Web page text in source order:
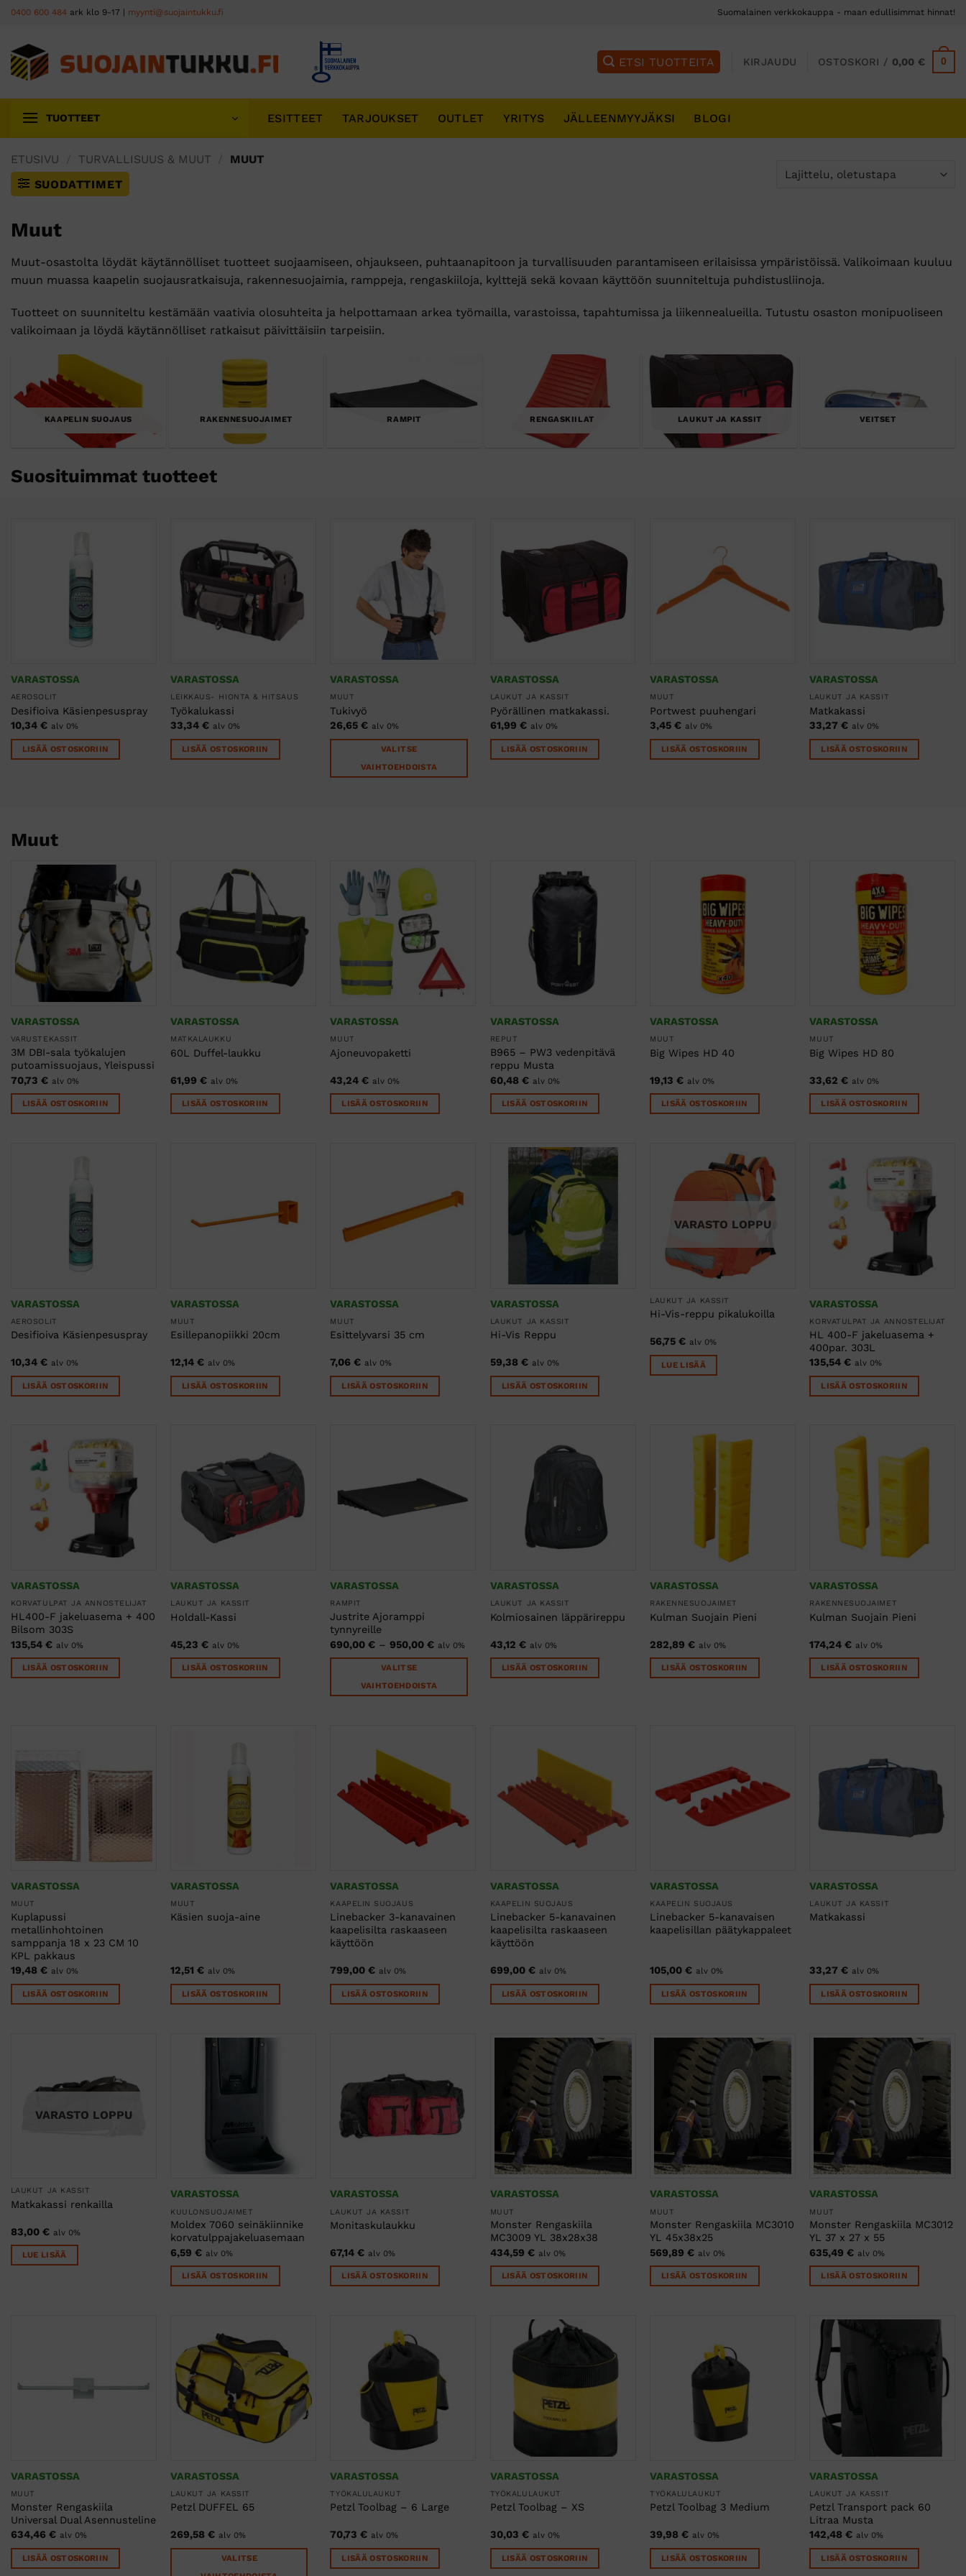
Skip
content
0400 600 484 ark klo 9-17 | myynti@suojaintukku.fi Suomalainen verkkokauppa - maan edullisimmat hinnat!
KIRJAUDU OSTOSKORI / 0,00€ 0
TUOTTEET ESITTEET TARJOUKSET OUTLET YRITYS JÄLLEENMYYJÄKSI BLOGI
ETUSIVU TURVALLISUUS & MUUT
MUUT
SUODATTIMET
Muut
Muut-osastolta löydät käytännölliset tuotteet suojaamiseen, ohjaukseen, puhtaanapitoon ja turvallisuuden parantamiseen erilaisissa ympäristöissä. Valikoimaan kuuluu
muun muassa kaapelin suojausratkaisuja, rakennesuojaimia, ramppeja, rengaskiiloja, kylttejä sekä kovaan käyttöön suunniteltuja puhdistusliinoja.
Tuotteet on suunniteltu kestämään vaativia olosuhteita ja helpottamaan arkea työmailla, varastoissa, tapahtumissa ja liikennealueilla. Tutustu osaston monipuoliseen
valikoimaan ja löydä käytännölliset ratkaisut päivittäisiin tarpeisiin.
KAAPELIN SUOJAUS RAKENNESUOJAIMET RAMPIT RENGASKIILAT LAUKUT JA KASSIT VEITSET
Suosituimmat tuotteet
VARASTOSSA
AEROSOLIT
Desifioiva Käsienpesuspray
10,34 € alv 0%
LISÄÄ OSTOSKORIIN
VARASTOSSA
LEIKKAUS- HIONTA & HITSAUS
Työkalukassi
33,34€ alv 0%
LISÄÄ OSTOSKORIIN
VARASTOSSA
MUUT
Tukivyö
26,65€ alv 0%
VALITSE
VAIHTOEHDOISTA
tehdä
valinnat
tuotteen
VARASTOSSA
LAUKUT JA KASSIT
Pyörällinen matkakassi.
61,99 € alv 0%
LISÄÄ OSTOSKORIIN
VARASTOSSA
MUUT
Portwest puuhengari
3,45€ alv 0%
LISÄÄ OSTOSKORIIN
VARASTOSSA
LAUKUT JA KASSIT
Matkakassi
33,27€ alv 0%
LISÄÄ OSTOSKORIIN
Muut
VARASTOSSA
VARUSTEKASSIT
3M DBI-sala työkalujen
putoamissuojaus, Yleispussi
70,73 € alv 0%
LISÄÄ OSTOSKORIIN
VARASTOSSA
MATKALAUKKU
60L Duffel-laukku
61,99€ alv 0%
LISÄÄ OSTOSKORIIN
VARASTOSSA
MUUT
Ajoneuvopaketti
43,24€ alv 0%
LISÄÄ OSTOSKORIIN
VARASTOSSA
REPUT
B965 – PW3 vedenpitävä
reppu Musta
60,48 € alv 0%
LISÄÄ OSTOSKORIIN
VARASTOSSA
MUUT
Big Wipes HD 40
19,13€ alv 0%
LISÄÄ OSTOSKORIIN
VARASTOSSA
MUUT
Big Wipes HD 80
33,62€ alv 0%
LISÄÄ OSTOSKORIIN
VARASTOSSA
AEROSOLIT
Desifioiva Käsienpesuspray
10,34 € alv 0%
LISÄÄ OSTOSKORIIN
VARASTOSSA
MUUT
Esillepanopiikki 20cm
12,14€ alv 0%
LISÄÄ OSTOSKORIIN
VARASTOSSA
MUUT
Esittelyvarsi 35 cm
7,06€ alv 0%
LISÄÄ OSTOSKORIIN
VARASTOSSA
LAUKUT JA KASSIT
Hi-Vis Reppu
59,38 € alv 0%
LISÄÄ OSTOSKORIIN
VARASTO LOPPU
LAUKUT JA KASSIT
Hi-Vis-reppu pikalukoilla
56,75€ alv 0%
LUE LISÄÄ
VARASTOSSA
KORVATULPAT JA ANNOSTELIJAT
HL 400-F jakeluasema +
400par. 303L
135,54€ alv 0%
LISÄÄ OSTOSKORIIN
VARASTOSSA
KORVATULPAT JA ANNOSTELIJAT
HL400-F jakeluasema + 400
Bilsom 303S
135,54 € alv 0%
LISÄÄ OSTOSKORIIN
VARASTOSSA
LAUKUT JA KASSIT
Holdall-Kassi
45,23€ alv 0%
LISÄÄ OSTOSKORIIN
VARASTOSSA
RAMPIT
Justrite Ajoramppi
tynnyreille
690,00€ – 950,00€Hintaluokka:
alv 0%
VALITSE
VAIHTOEHDOISTA
Voit
tehdä
valinnat
VARASTOSSA
LAUKUT JA KASSIT
Kolmiosainen läppärireppu
43,12 € alv 0%
LISÄÄ OSTOSKORIIN
VARASTOSSA
RAKENNESUOJAIMET
Kulman Suojain Pieni
282,89€ alv 0%
LISÄÄ OSTOSKORIIN
VARASTOSSA
RAKENNESUOJAIMET
Kulman Suojain Pieni
174,24€ alv 0%
LISÄÄ OSTOSKORIIN
VARASTOSSA
MUUT
Kuplapussi
metallinhohtoinen
samppanja 18 x 23 CM 10
KPL pakkaus
19,48 € alv 0%
LISÄÄ OSTOSKORIIN
VARASTOSSA
MUUT
Käsien suoja-aine
12,51€ alv 0%
LISÄÄ OSTOSKORIIN
VARASTOSSA
KAAPELIN SUOJAUS
Linebacker 3-kanavainen
kaapelisilta raskaaseen
käyttöön
799,00€ alv 0%
LISÄÄ OSTOSKORIIN
VARASTOSSA
KAAPELIN SUOJAUS
Linebacker 5-kanavainen
kaapelisilta raskaaseen
käyttöön
699,00 € alv 0%
LISÄÄ OSTOSKORIIN
VARASTOSSA
KAAPELIN SUOJAUS
Linebacker 5-kanavaisen
kaapelisillan päätykappaleet
105,00€ alv 0%
LISÄÄ OSTOSKORIIN
VARASTOSSA
LAUKUT JA KASSIT
Matkakassi
33,27€ alv 0%
LISÄÄ OSTOSKORIIN
VARASTO LOPPU
LAUKUT JA KASSIT
Matkakassi renkailla
83,00 € alv 0%
LUE LISÄÄ
VARASTOSSA
KUULONSUOJAIMET
Moldex 7060 seinäkiinnike
korvatulppajakeluasemaan
6,59€ alv 0%
LISÄÄ OSTOSKORIIN
VARASTOSSA
LAUKUT JA KASSIT
Monitaskulaukku
67,14€ alv 0%
LISÄÄ OSTOSKORIIN
VARASTOSSA
MUUT
Monster Rengaskiila
MC3009 YL 38x28x38
434,59 € alv 0%
LISÄÄ OSTOSKORIIN
VARASTOSSA
MUUT
Monster Rengaskiila MC3010
YL 45x38x25
569,89€ alv 0%
LISÄÄ OSTOSKORIIN
VARASTOSSA
MUUT
Monster Rengaskiila MC3012
YL 37 x 27 x 55
635,49€ alv 0%
LISÄÄ OSTOSKORIIN
VARASTOSSA
MUUT
Monster Rengaskiila
Universal Dual Asennusteline
634,46 € alv 0%
LISÄÄ OSTOSKORIIN
VARASTOSSA
LAUKUT JA KASSIT
Petzl DUFFEL 65
269,58€ alv 0%
VALITSE
VARASTOSSA
TYÖKALULAUKUT
Petzl Toolbag – 6 Large
70,73€ alv 0%
LISÄÄ OSTOSKORIIN
VARASTOSSA
TYÖKALULAUKUT
Petzl Toolbag – XS
30,03 € alv 0%
LISÄÄ OSTOSKORIIN
VARASTOSSA
TYÖKALULAUKUT
Petzl Toolbag 3 Medium
39,98€ alv 0%
LISÄÄ OSTOSKORIIN
VARASTOSSA
LAUKUT JA KASSIT
Petzl Transport pack 60
Litraa Musta
142,48€ alv 0%
LISÄÄ OSTOSKORIIN